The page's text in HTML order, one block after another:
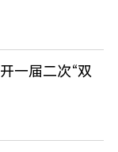
一届二次“双